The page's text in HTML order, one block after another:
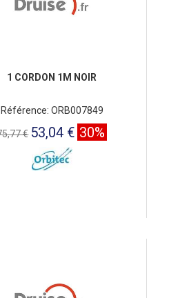
1 CORDON 1M NOIR
Référence: ORB007849
€ 53,04 € 30%